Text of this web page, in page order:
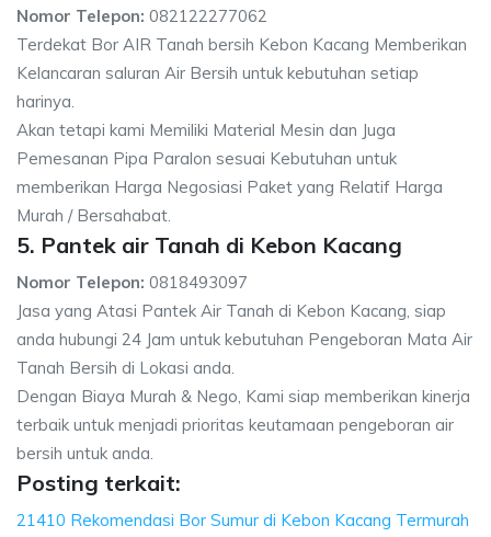
Nomor Telepon: 082122277062
Terdekat Bor AIR Tanah bersih Kebon Kacang Memberikan
Kelancaran saluran Air Bersih untuk kebutuhan setiap
harinya.
Akan tetapi kami Memiliki Material Mesin dan Juga
Pemesanan Pipa Paralon sesuai Kebutuhan untuk
memberikan Harga Negosiasi Paket yang Relatif Harga
Murah / Bersahabat.
5. Pantek air Tanah di Kebon Kacang
Nomor Telepon: 0818493097
Jasa yang Atasi Pantek Air Tanah di Kebon Kacang, siap
anda hubungi 24 Jam untuk kebutuhan Pengeboran Mata Air
Tanah Bersih di Lokasi anda.
Dengan Biaya Murah & Nego, Kami siap memberikan kinerja
terbaik untuk menjadi prioritas keutamaan pengeboran air
bersih untuk anda.
Posting terkait:
21410 Rekomendasi Bor Sumur di Kebon Kacang Termurah